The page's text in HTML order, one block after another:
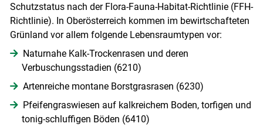
Schutzstatus nach der Flora-Fauna-Habitat-Richtlinie (FFH-
Richtlinie). In Oberösterreich kommen im bewirtschafteten
Grünland vor allem folgende Lebensraumtypen vor:
Naturnahe Kalk-Trockenrasen und deren
Verbuschungsstadien (6210)
Artenreiche montane Borstgrasrasen (6230)
Pfeifengraswiesen auf kalkreichem Boden, torfigen und
tonig-schluffigen Böden (6410)